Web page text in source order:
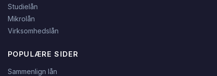
Studielån
Mikrolån
Virksomhedslån
POPULÆRE SIDER
Sammenlign lån